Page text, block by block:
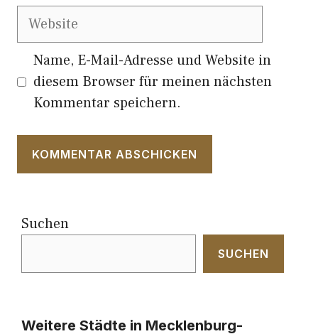
Website
Name, E-Mail-Adresse und Website in
diesem Browser für meinen nächsten
Kommentar speichern.
Suchen
SUCHEN
Weitere Städte in Mecklenburg-